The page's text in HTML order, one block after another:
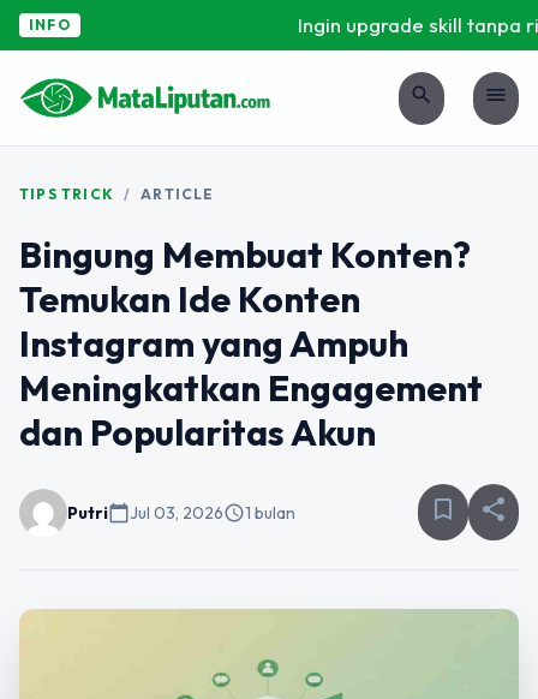
INFO Ingin upgrade skill tanpa
search menu
TIPS TRICK / ARTICLE
Bingung Membuat Konten?
Temukan Ide Konten
Instagram yang Ampuh
Meningkatkan Engagement
dan Popularitas Akun
Putricalendar_todayJul 03, 2026schedule1 bulan bookmark_border share